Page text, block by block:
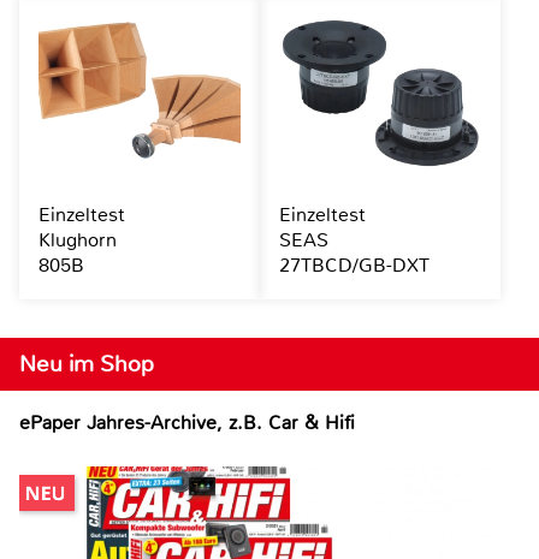
Neu im Shop
ePaper Jahres-Archive, z.B. Car & Hifi
Einzeltest
Klughorn
805B
Einzeltest
SEAS
27TBCD/GB-DXT